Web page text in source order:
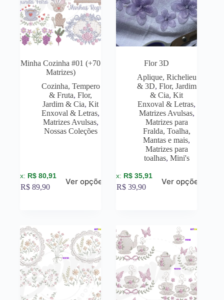
Minha Cozinha #01 (+70
Matrizes)
Cozinha, Tempero
& Fruta,Flor,
Jardim & Cia,Kit
Enxoval & Letras,
Matrizes Avulsas,
Nossas Coleções
R$ 80,91
R$ 89,90
Ver opções
Flor 3D
Aplique, Richelieu
& 3D, Flor, Jardim
& Cia,Kit
Enxoval & Letras,
Matrizes Avulsas,
Matrizes para
Fralda, Toalha,
Mantas e mais,
Matrizes para
toalhas, Mini's
R$ 35,91
R$ 39,90
Ver opções